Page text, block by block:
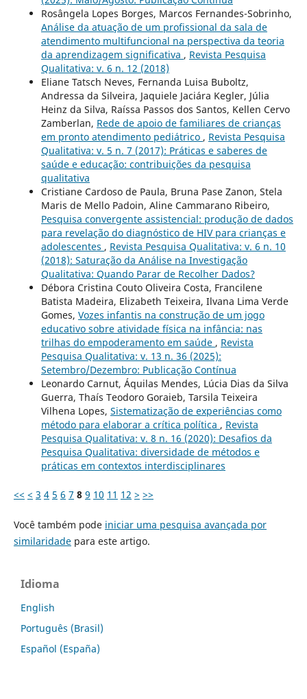
Rosângela Lopes Borges, Marcos Fernandes-Sobrinho,
Análise da atuação de um profissional da sala de
atendimento multifuncional na perspectiva da teoria
da aprendizagem significativa , Revista Pesquisa
Qualitativa: v. 6 n. 12 (2018)
Eliane Tatsch Neves, Fernanda Luisa Buboltz,
Andressa da Silveira, Jaquiele Jaciára Kegler, Júlia
Heinz da Silva, Raíssa Passos dos Santos, Kellen Cervo
Zamberlan, Rede de apoio de familiares de crianças
em pronto atendimento pediátrico , Revista Pesquisa
Qualitativa: v. 5 n. 7 (2017): Práticas e saberes de
saúde e educação: contribuições da pesquisa
qualitativa
Cristiane Cardoso de Paula, Bruna Pase Zanon, Stela
Maris de Mello Padoin, Aline Cammarano Ribeiro,
Pesquisa convergente assistencial: produção de dados
para revelação do diagnóstico de HIV para crianças e
adolescentes , Revista Pesquisa Qualitativa: v. 6 n. 10
(2018): Saturação da Análise na Investigação
Qualitativa: Quando Parar de Recolher Dados?
Débora Cristina Couto Oliveira Costa, Francilene
Batista Madeira, Elizabeth Teixeira, Ilvana Lima Verde
Gomes, Vozes infantis na construção de um jogo
educativo sobre atividade física na infância: nas
trilhas do empoderamento em saúde , Revista
Pesquisa Qualitativa: v. 13 n. 36 (2025):
Setembro/Dezembro: Publicação Contínua
Leonardo Carnut, Áquilas Mendes, Lúcia Dias da Silva
Guerra, Thaís Teodoro Goraieb, Tarsila Teixeira
Vilhena Lopes, Sistematização de experiências como
método para elaborar a crítica política , Revista
Pesquisa Qualitativa: v. 8 n. 16 (2020): Desafios da
Pesquisa Qualitativa: diversidade de métodos e
práticas em contextos interdisciplinares
<< < 3 4 5 6 7 8 9 10 11 12 > >>
Você também pode iniciar uma pesquisa avançada por
similaridadepara este artigo.
Idioma
English
Português (Brasil)
Español (España)